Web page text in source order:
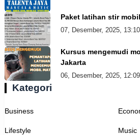
Paket latihan stir
07, Desember, 2025,
Kursus mengemudi
Jakarta
06, Desember, 2025,
Kategori
Business
Lifestyle Music